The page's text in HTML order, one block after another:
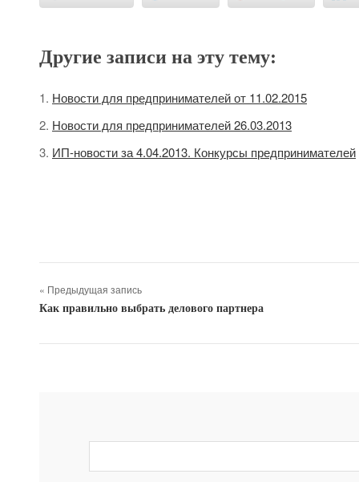
Другие записи на эту тему:
Новости для предпринимателей от 11.02.2015
Новости для предпринимателей 26.03.2013
ИП-новости за 4.04.2013. Конкурсы предпринимателей
« Предыдущая запись
Как правильно выбрать делового партнера